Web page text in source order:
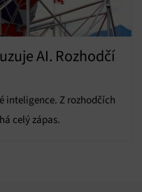
AI. Rozhodčí
inteligence. Z rozhodčích
celý zápas.